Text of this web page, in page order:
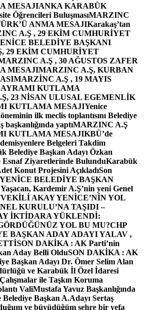
MESAJIANKA KARABÜK
Öğrencileri BuluşmasıMARZINC
ANMA MESAJIKarakaş’tan
A.Ş , 29 EKİM CUMHURİYET
BELEDİYE BAŞKANI
29 EKİM CUMHURİYET
A.Ş , 30 AĞUSTOS ZAFER
MESAJIMARZINC A.Ş, KURBAN
MARZİNC A.Ş , 19 MAYIS
KUTLAMA
23 NİSAN ULUSAL EGEMENLİK
KUTLAMA MESAJIYenice
ilk meclis toplantısını Belediye
başkanlığında yaptıMARZINC A.Ş
KUTLAMA MESAJIKBÜ’de
Belgeleri Takdim
Belediye Başkan Adayı Özkan
Esnaf Ziyaretlerinde BulunduKarabük
Konut Projesini AçıkladıSon
BELEDİYE BAŞKAN
Kardemir A.Ş’nin yeni Genel
AKAY YENİCE’NİN YOL
KURULU’NA TAŞIDI –
İKTİDARA YÜKLENDİ:
YOL BU MU?CHP
BAŞKAN ADAY ADAYI YALAV ,
SON DAKİKA : AK Parti’nin
Aday Belli OlduSON DAKİKA : AK
Başkan Adayı Dr. Ömer Selim Alan
ve Karabük İl Özel İdaresi
ile Taşkın Koruma
ValiMustafa Yavuz Başkanlığında
Başkan A.Adayı Sertaş
ve büyüdüğüm şehre bir vefa